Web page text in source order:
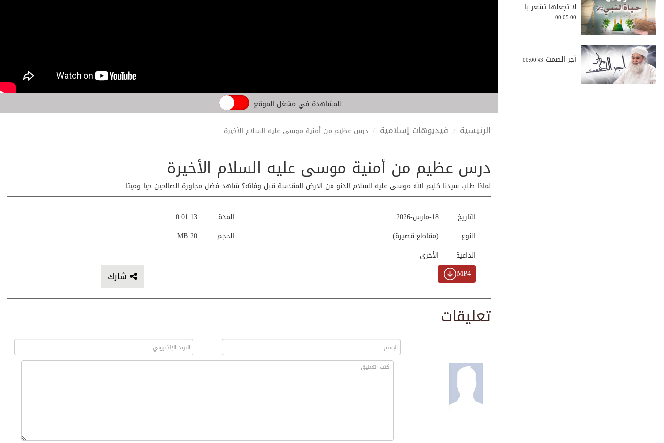
للمشاهدة في مشغل الموقع
الرئيسية فيديوهات إسلامية درس عظيم من أمنية موسى عليه السلام الأخيرة
درس عظيم من أمنية موسى عليه السلام الأخيرة
لماذا طلب سيدنا كليم الله موسى عليه السلام الدنو من الأرض المقدسة قبل وفاته؟ شاهد فضل مجاورة الصالحين حيا وميتا
0:01:13
المدة
20 MB
الحجم
18-مارس-2026
التاريخ
(مقاطع قصيرة)
النوع
الأخرى
الداعية
شارك MP4
تعليقات
لا تجعلها تشعر با...
00:05:00
أجر الصمت 00:00:43